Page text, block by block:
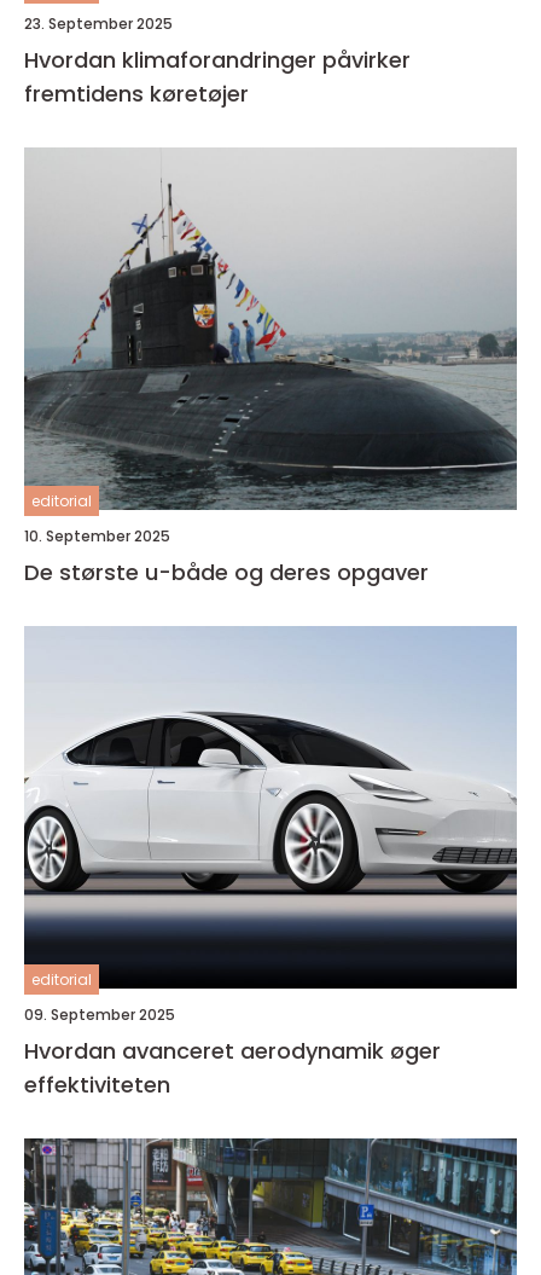
23. September 2025
Hvordan klimaforandringer påvirker
fremtidens køretøjer
editorial
10. September 2025
De største u-både og deres opgaver
editorial
09. September 2025
Hvordan avanceret aerodynamik øger
effektiviteten